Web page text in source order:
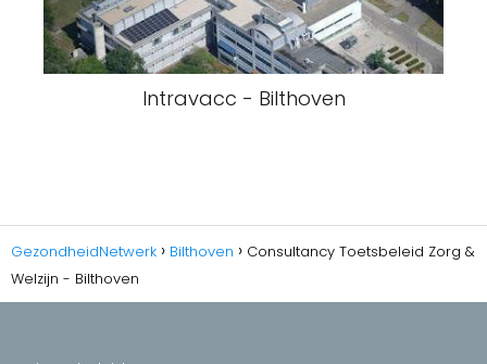
Intravacc - Bilthoven
GezondheidNetwerk Bilthoven
Consultancy Toetsbeleid Zorg &
Welzijn - Bilthoven